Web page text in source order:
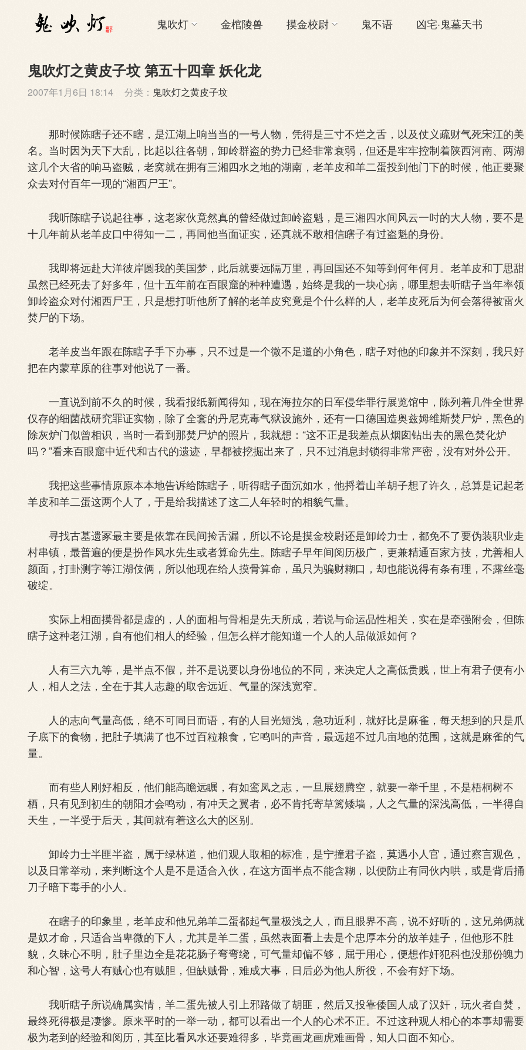
鬼吹灯 金棺陵兽 摸金校尉 鬼不语 凶宅·鬼墓天书
鬼吹灯之黄皮子坟 第五十四章 妖化龙
2007年1月6日 18:14 分类： 鬼吹灯之黄皮子坟
那时候陈瞎子还不瞎，是江湖上响当当的一号人物，凭得是三寸不烂之舌，以及仗义疏财气死宋江的美
名。当时因为天下大乱，比起以往各朝，卸岭群盗的势力已经非常衰弱，但还是牢牢控制着陕西河南、两湖
这几个大省的响马盗贼，老窝就在拥有三湘四水之地的湖南，老羊皮和羊二蛋投到他门下的时候，他正要聚
众去对付百年一现的“湘西尸王”。
我听陈瞎子说起往事，这老家伙竟然真的曾经做过卸岭盗魁，是三湘四水间风云一时的大人物，要不是
十几年前从老羊皮口中得知一二，再同他当面证实，还真就不敢相信瞎子有过盗魁的身份。
我即将远赴大洋彼岸圆我的美国梦，此后就要远隔万里，再回国还不知等到何年何月。老羊皮和丁思甜
虽然已经死去了好多年，但十五年前在百眼窟的种种遭遇，始终是我的一块心病，哪里想去听瞎子当年率领
卸岭盗众对付湘西尸王，只是想打听他所了解的老羊皮究竟是个什么样的人，老羊皮死后为何会落得被雷火
焚尸的下场。
老羊皮当年跟在陈瞎子手下办事，只不过是一个微不足道的小角色，瞎子对他的印象并不深刻，我只好
把在内蒙草原的往事对他说了一番。
一直说到前不久的时候，我看报纸新闻得知，现在海拉尔的日军侵华罪行展览馆中，陈列着几件全世界
仅存的细菌战研究罪证实物，除了全套的丹尼克毒气狱设施外，还有一口德国造奥兹姆维斯焚尸炉，黑色的
除灰炉门似曾相识，当时一看到那焚尸炉的照片，我就想：“这不正是我差点从烟囱钻出去的黑色焚化炉
吗？”看来百眼窟中近代和古代的遗迹，早都被挖掘出来了，只不过消息封锁得非常严密，没有对外公开。
我把这些事情原原本本地告诉给陈瞎子，听得瞎子面沉如水，他捋着山羊胡子想了许久，总算是记起老
羊皮和羊二蛋这两个人了，于是给我描述了这二人年轻时的相貌气量。
寻找古墓遗冢最主要是依靠在民间捡舌漏，所以不论是摸金校尉还是卸岭力士，都免不了要伪装职业走
村串镇，最普遍的便是扮作风水先生或者算命先生。陈瞎子早年间阅历极广，更兼精通百家方技，尤善相人
颜面，打卦测字等江湖伎俩，所以他现在给人摸骨算命，虽只为骗财糊口，却也能说得有条有理，不露丝毫
破绽。
实际上相面摸骨都是虚的，人的面相与骨相是先天所成，若说与命运品性相关，实在是牵强附会，但陈
瞎子这种老江湖，自有他们相人的经验，但怎么样才能知道一个人的人品做派如何？
人有三六九等，是半点不假，并不是说要以身份地位的不同，来决定人之高低贵贱，世上有君子便有小
人，相人之法，全在于其人志趣的取舍远近、气量的深浅宽窄。
人的志向气量高低，绝不可同日而语，有的人目光短浅，急功近利，就好比是麻雀，每天想到的只是爪
子底下的食物，把肚子填满了也不过百粒粮食，它鸣叫的声音，最远超不过几亩地的范围，这就是麻雀的气
量。
而有些人刚好相反，他们能高瞻远瞩，有如鸾凤之志，一旦展翅腾空，就要一举千里，不是梧桐树不
栖，只有见到初生的朝阳才会鸣动，有冲天之翼者，必不肯托寄草篱矮墙，人之气量的深浅高低，一半得自
天生，一半受于后天，其间就有着这么大的区别。
卸岭力士半匪半盗，属于绿林道，他们观人取相的标准，是宁撞君子盗，莫遇小人官，通过察言观色，
以及日常举动，来判断这个人是不是适合入伙，在这方面半点不能含糊，以便防止有同伙内哄，或是背后捅
刀子暗下毒手的小人。
在瞎子的印象里，老羊皮和他兄弟羊二蛋都起气量极浅之人，而且眼界不高，说不好听的，这兄弟俩就
是奴才命，只适合当卑微的下人，尤其是羊二蛋，虽然表面看上去是个忠厚本分的放羊娃子，但他形不胜
貌，久昧心不明，肚子里边全是花花肠子弯弯绕，可气量却偏不够，屈于用心，便想作奸犯科也没那份魄力
和心智，这号人有贼心也有贼胆，但缺贼骨，难成大事，日后必为他人所役，不会有好下场。
我听瞎子所说确属实情，羊二蛋先被人引上邪路做了胡匪，然后又投靠倭国人成了汉奸，玩火者自焚，
最终死得极是凄惨。原来平时的一举一动，都可以看出一个人的心术不正。不过这种观人相心的本事却需要
极为老到的经验和阅历，其至比看风水还要难得多，毕竟画龙画虎难画骨，知人口面不知心。